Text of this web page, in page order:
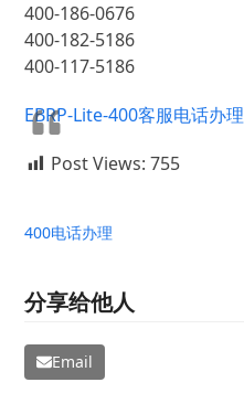
400-186-0676
400-182-5186
400-117-5186
EBRP-Lite-400客服电话办理
Post Views: 755
400电话办理
分享给他人
Email